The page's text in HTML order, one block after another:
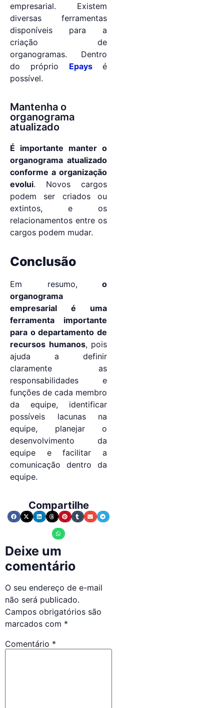
empresarial. Existem
diversas ferramentas
disponíveis para a
criação de
organogramas. Dentro
do próprio Epays
é
possível.
Mantenha o
organograma
atualizado
É importante manter o
organograma atualizado
conforme a organização
evolui. Novos cargos
podem ser criados ou
extintos, e os
relacionamentos entre os
cargos podem mudar.
Conclusão
Em resumo,o
organograma
empresarial é uma
ferramenta importante
para o departamento de
recursos humanos, pois
ajuda a definir
claramente as
responsabilidades e
funções de cada membro
da equipe, identificar
possíveis lacunas na
equipe, planejar o
desenvolvimento da
equipe e facilitar a
comunicação dentro da
equipe.
Compartilhe
Deixe um
comentário
O seu endereço de e-mail
não será publicado.
Campos obrigatórios são
marcados com *
Comentário *